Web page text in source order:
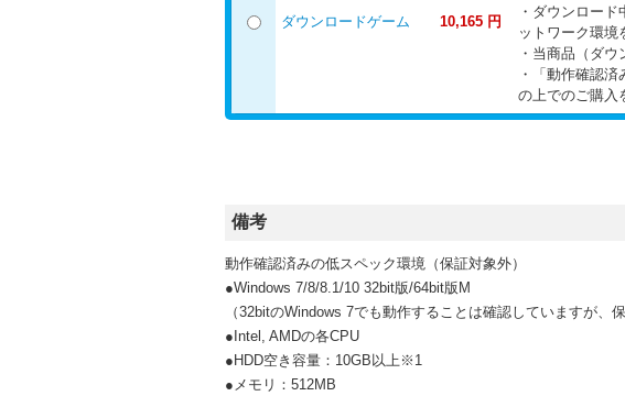
ダウンロードゲーム 10,165 円
・ダウンロー
ットワーク環境
・当商品（ダ
・「動作確認
の上でのご購入
備考
動作確認済みの低スペック環境（保証対象外）
●Windows 7/8/8.1/10 32bit版/64bit版M
（32bitのWindows 7でも動作することは確認していますが、
●Intel, AMDの各CPU
●HDD空き容量：10GB以上※1
●メモリ：512MB